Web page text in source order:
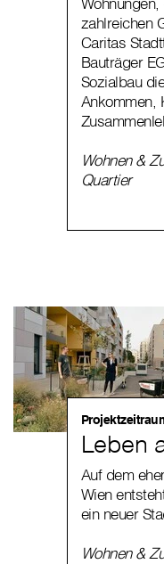
zahlreichen
Caritas
Bauträger
Sozialbau
Ankommen,
Wohnen &
Quartier
Leben
Auf dem
Wien
ein neuer
Wohnen &